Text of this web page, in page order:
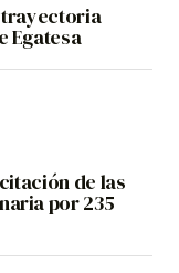
trayectoria
Egatesa
de las
por 235